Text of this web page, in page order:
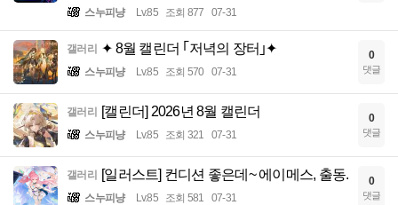
스누피냥 Lv.85 조회 877 07-31
갤러리 ✦ 8월 캘린더 ｢저녁의 장터｣✦
스누피냥 Lv.85 조회 570 07-31
0
댓글
갤러리 [캘린더] 2026년 8월 캘린더
스누피냥 Lv.85 조회 321 07-31
0
댓글
갤러리 [일러스트] 컨디션 좋은데~ 에이메스, 출동.
스누피냥 Lv.85 조회 581 07-31
0
댓글